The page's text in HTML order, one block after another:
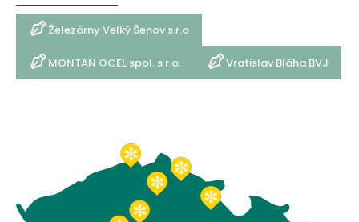
Železárny Velký Šenov s.r.o
MONTAN OCEL spol. s r.o. Vratislav Bláha BVJ